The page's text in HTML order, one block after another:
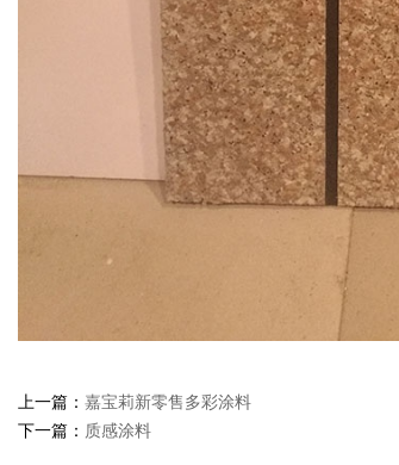
上一篇： 嘉宝莉新零售多彩涂料
下一篇： 质感涂料